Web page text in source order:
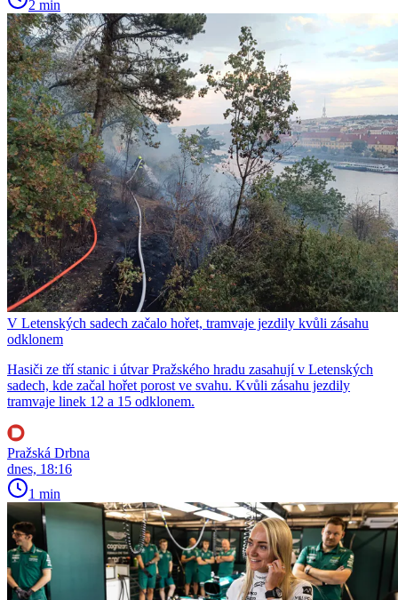
2 min
V Letenských sadech začalo hořet, tramvaje jezdily kvůli zásahu
odklonem
Hasiči ze tří stanic i útvar Pražského hradu zasahují v Letenských
sadech, kde začal hořet porost ve svahu. Kvůli zásahu jezdily
tramvaje linek 12 a 15 odklonem.
Pražská Drbna
dnes, 18:16
1 min